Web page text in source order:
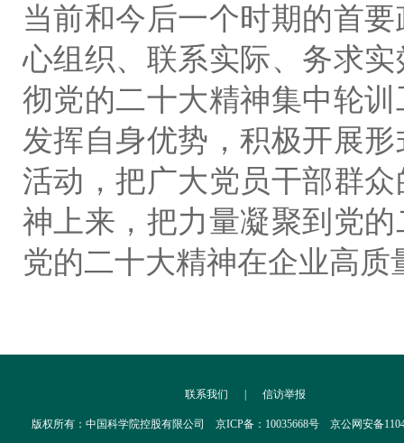
当前和今后一个时期的首
心组织、联系实际、务求
彻党的二十大精神集中轮
发挥自身优势，积极开展
活动，把广大党员干部群
神上来，把力量凝聚到党
党的二十大精神在企业高
联系我们 | 信访举报
版权所有：中国科学院控股有限公司 京ICP备：10035668号 京公网安备